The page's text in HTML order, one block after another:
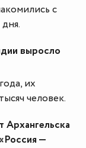
с
выросло
их
человек.
—